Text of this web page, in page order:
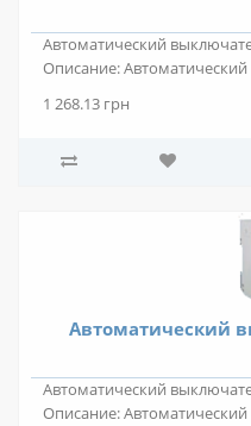
Автоматический
Описание:
1 268.13 грн
Автоматический
Автоматический
Описание: